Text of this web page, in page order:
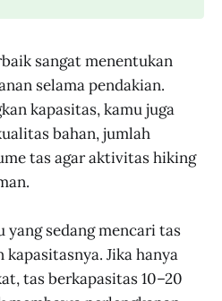
sangat menentukan
selama pendakian.
kapasitas, kamu juga
bahan, jumlah
tas agar aktivitas hiking
sedang mencari tas
Jika hanya
tas berkapasitas 10–20